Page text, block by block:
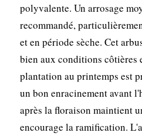
polyvalente. Un arrosage
recommandé,
et en période sèche. Cet
bien aux conditions côtières
plantation au printemps est
un bon enracinement avant
après la floraison maintient
encourage la ramification.